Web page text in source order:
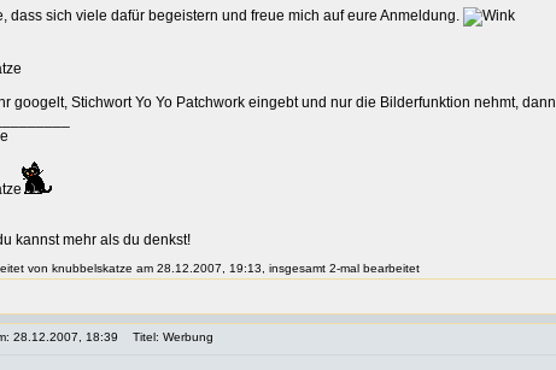
dass sich viele dafür begeistern und freue mich auf eure Anmeldung.
googelt, Stichwort Yo Yo Patchwork eingebt und nur die Bilderfunktion nehmt,
kannst mehr als du denkst!
von knubbelskatze am 28.12.2007, 19:13, insgesamt 2-mal bearbeitet
28.12.2007, 18:39 Titel: Werbung